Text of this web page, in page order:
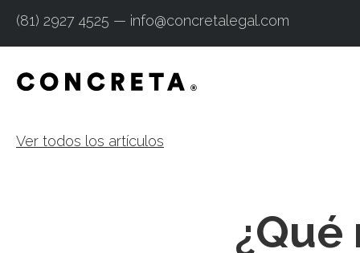
(81) 2927 4525 — info@concretalegal.com
Ver todos los artículos